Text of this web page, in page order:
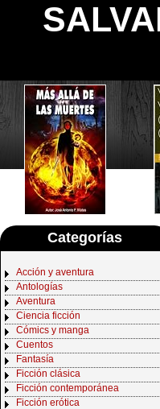
Categorías
Acción y aventura
Antologías
Aventura
Ciencia ficción
Cómics y manga
Cuentos
Fantasía
Ficción clásica
Ficción contemporánea
Ficción erótica